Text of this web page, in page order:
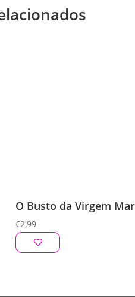
O Busto da Virgem
€2,99